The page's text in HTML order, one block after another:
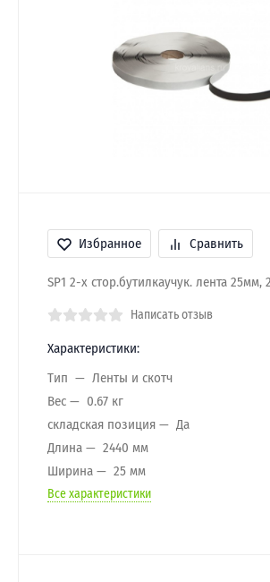
Избранное Сравнить
SP1 2-х стор.бутилкаучук. лента 25мм,
Написать отзыв
Характеристики:
Тип
Ленты и скотч
Вес
0.67 кг
складская позиция
Да
Длина
2440 мм
Ширина
25 мм
Все характеристики